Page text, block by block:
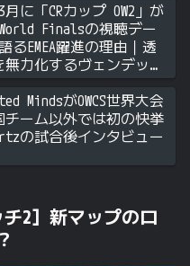
に「CRカップ OW2」が
World Finalsの視聴デー
るEMEA躍進の理由｜透
力化するヴェンデッタ
々のツィート ほか
MindsがOWCS世界大会
チーム以外では初の快挙
の試合後インタビュー
2] 新マップのロ